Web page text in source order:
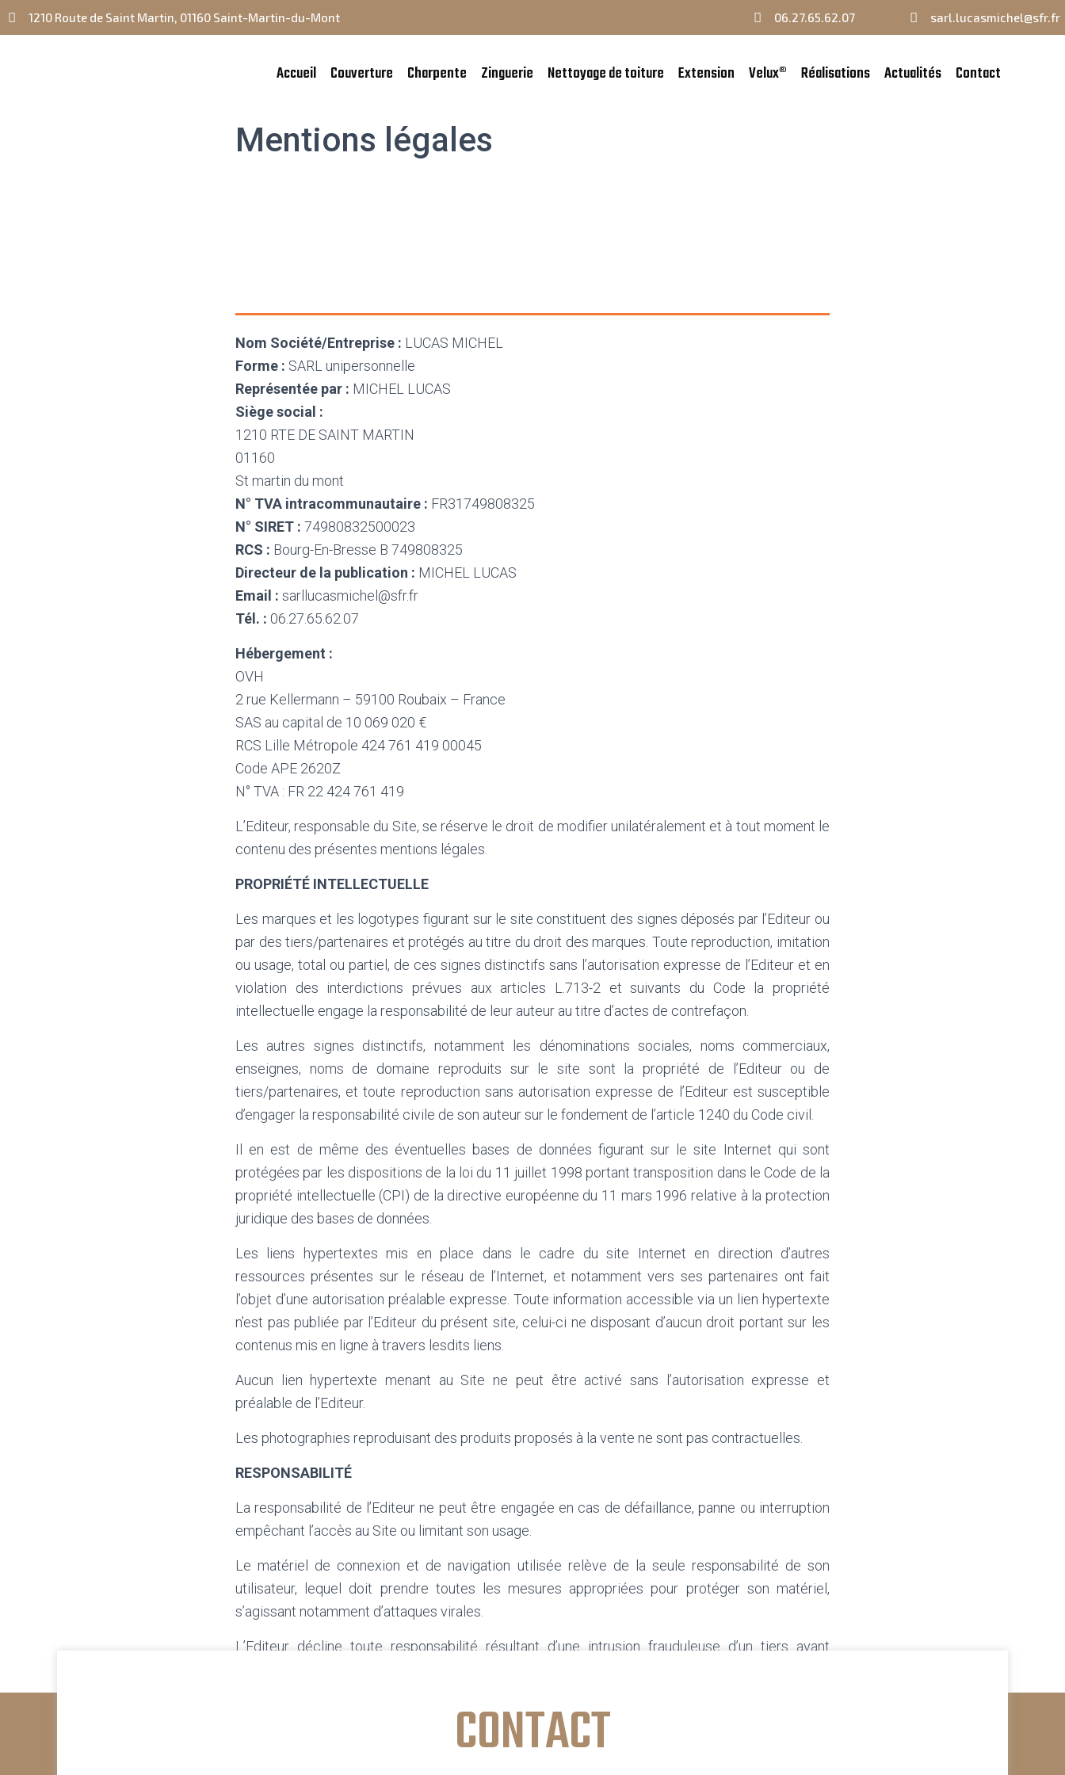
1210 Route de Saint Martin, 01160 Saint-Martin-du-Mont 06.27.65.62.07 sarl.lucasmichel@sfr.fr
Accueil Couverture Charpente Zinguerie Nettoyage de toiture Extension Velux® Réalisations Actualités Contact
Mentions légales
Nom Société/Entreprise : LUCAS MICHEL
Forme : SARL unipersonnelle
Représentée par : MICHEL LUCAS
Siège social :
1210 RTE DE SAINT MARTIN
01160
St martin du mont
N° TVA intracommunautaire : FR31749808325
N° SIRET : 74980832500023
RCS : Bourg-En-Bresse B 749808325
Directeur de la publication : MICHEL LUCAS
Email : sarllucasmichel@sfr.fr
Tél. : 06.27.65.62.07
Hébergement :
OVH
2 rue Kellermann – 59100 Roubaix – France
SAS au capital de 10 069 020 €
RCS Lille Métropole 424 761 419 00045
Code APE 2620Z
N° TVA : FR 22 424 761 419
L’Editeur, responsable du Site, se réserve le droit de modifier unilatéralement et à tout moment le
contenu des présentes mentions légales.
PROPRIÉTÉ INTELLECTUELLE
Les marques et les logotypes figurant sur le site constituent des signes déposés par l’Editeur ou
par des tiers/partenaires et protégés au titre du droit des marques. Toute reproduction, imitation
ou usage, total ou partiel, de ces signes distinctifs sans l’autorisation expresse de l’Editeur et en
violation des interdictions prévues aux articles L.713-2 et suivants du Code la propriété
intellectuelle engage la responsabilité de leur auteur au titre d’actes de contrefaçon.
Les autres signes distinctifs, notamment les dénominations sociales, noms commerciaux,
enseignes, noms de domaine reproduits sur le site sont la propriété de l’Editeur ou de
tiers/partenaires, et toute reproduction sans autorisation expresse de l’Editeur est susceptible
d’engager la responsabilité civile de son auteur sur le fondement de l’article 1240 du Code civil.
Il en est de même des éventuelles bases de données figurant sur le site Internet qui sont
protégées par les dispositions de la loi du 11 juillet 1998 portant transposition dans le Code de la
propriété intellectuelle (CPI) de la directive européenne du 11 mars 1996 relative à la protection
juridique des bases de données.
Les liens hypertextes mis en place dans le cadre du site Internet en direction d’autres
ressources présentes sur le réseau de l’Internet, et notamment vers ses partenaires ont fait
l’objet d’une autorisation préalable expresse. Toute information accessible via un lien hypertexte
n’est pas publiée par l’Editeur du présent site, celui-ci ne disposant d’aucun droit portant sur les
contenus mis en ligne à travers lesdits liens.
Aucun lien hypertexte menant au Site ne peut être activé sans l’autorisation expresse et
préalable de l’Editeur.
Les photographies reproduisant des produits proposés à la vente ne sont pas contractuelles.
RESPONSABILITÉ
La responsabilité de l’Editeur ne peut être engagée en cas de défaillance, panne ou interruption
empêchant l’accès au Site ou limitant son usage.
Le matériel de connexion et de navigation utilisée relève de la seule responsabilité de son
utilisateur, lequel doit prendre toutes les mesures appropriées pour protéger son matériel,
s’agissant notamment d’attaques virales.
L’Editeur décline toute responsabilité résultant d’une intrusion frauduleuse d’un tiers ayant
CONTACT